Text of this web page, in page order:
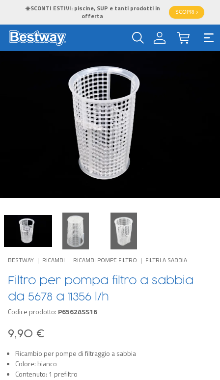
☀️SCONTI ESTIVI: piscine, SUP e tanti prodotti in
offerta
SCOPRI >
BESTWAY RICAMBI RICAMBI POMPE FILTRO FILTRI A SABBIA
Filtro per pompa filtro a sabbia
da 5678 a 11356 l/h
Codice prodotto: P6562ASS16
9,90 €
Ricambio per pompe di filtraggio a sabbia
Colore: bianco
Contenuto: 1 prefiltro